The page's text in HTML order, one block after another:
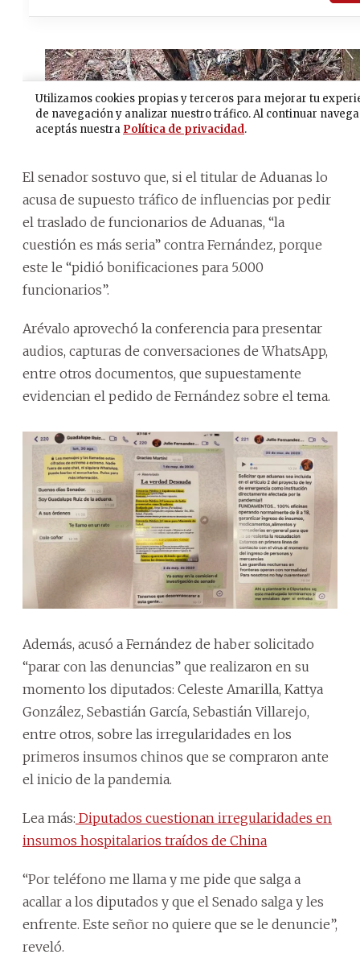
El senador sostuvo que, si el titular de Aduanas lo
acusa de supuesto tráfico de influencias por pedir
el traslado de funcionarios de Aduanas, “la
cuestión es más seria” contra Fernández, porque
este le “pidió bonificaciones para 5.000
funcionarios”.
Arévalo aprovechó la conferencia para presentar
audios, capturas de conversaciones de WhatsApp,
entre otros documentos, que supuestamente
evidencian el pedido de Fernández sobre el tema.
Además, acusó a Fernández de haber solicitado
“parar con las denuncias” que realizaron en su
momento los diputados: Celeste Amarilla, Kattya
González, Sebastián García, Sebastián Villarejo,
entre otros, sobre las irregularidades en los
primeros insumos chinos que se compraron ante
el inicio de la pandemia.
Lea más: Diputados cuestionan irregularidades en
insumos hospitalarios traídos de China
“Por teléfono me llama y me pide que salga a
acallar a los diputados y que el Senado salga y les
enfrente. Este señor no quiere que se le denuncie”,
reveló.